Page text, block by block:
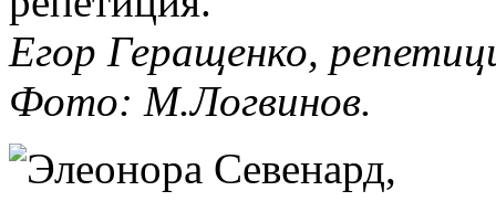
Егор Геращенко,
Фото: М.Логвинов.